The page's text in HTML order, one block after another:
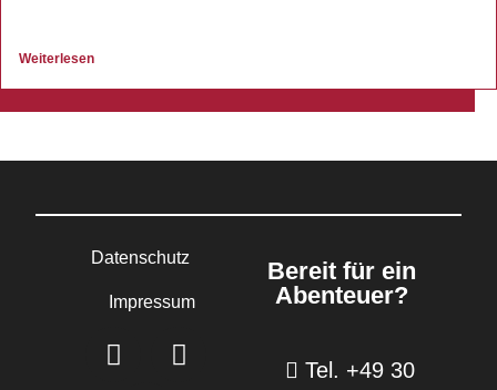
Weiterlesen
Datenschutz
Impressum
Bereit für ein
Abenteuer?
Tel. +49 30